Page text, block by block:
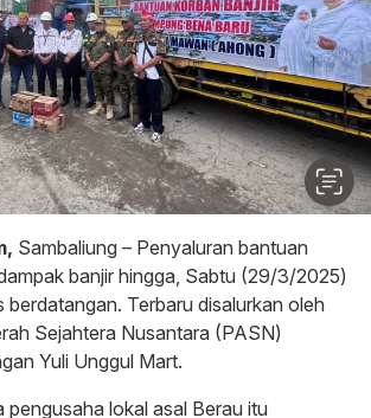
Sambaliung – Penyaluran bantuan
banjir hingga, Sabtu (29/3/2025)
berdatangan. Terbaru disalurkan oleh
Sejahtera Nusantara (PASN)
Yuli Unggul Mart.
pengusaha lokal asal Berau itu